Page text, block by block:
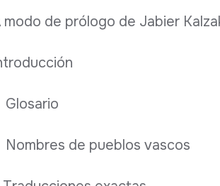
modo de prólogo de Jabier
Glosario
Nombres de pueblos vascos